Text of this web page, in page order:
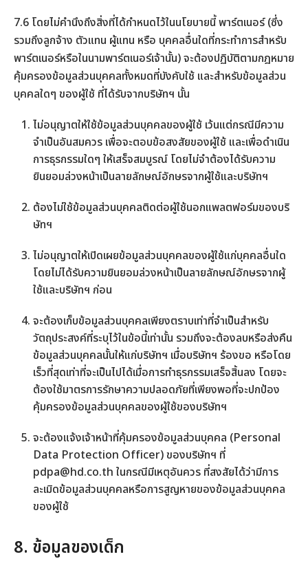
7.6 โดยไม่คำนึงถึงสิ่งที่ได้กำหนดไว้ในนโยบายนี้ พาร์ตเนอร์ (ซึ่ง
รวมถึงลูกจ้าง ตัวแทน ผู้แทน หรือ บุคคลอื่นใดที่กระทำการสำหรับ
พาร์ตเนอร์หรือในนามพาร์ตเนอร์เจ้านั้น) จะต้องปฏิบัติตามกฎหมาย
คุ้มครองข้อมูลส่วนบุคคลทั้งหมดที่บังคับใช้ และสำหรับข้อมูลส่วน
บุคคลใดๆ ของผู้ใช้ ที่ได้รับจากบริษัทฯ นั้น
ไม่อนุญาตให้ใช้ข้อมูลส่วนบุคคลของผู้ใช้ เว้นแต่กรณีมีความ
จำเป็นอันสมควร เพื่อจะตอบข้อสงสัยของผู้ใช้ และเพื่อดำเนิน
การธุรกรรมใดๆ ให้เสร็จสมบูรณ์ โดยไม่จำต้องได้รับความ
ยินยอมล่วงหน้าเป็นลายลักษณ์อักษรจากผู้ใช้และบริษัทฯ
ต้องไม่ใช้ข้อมูลส่วนบุคคลติดต่อผู้ใช้นอกแพลตฟอร์มของบริ
ษัทฯ
ไม่อนุญาตให้เปิดเผยข้อมูลส่วนบุคคลของผู้ใช้แก่บุคคลอื่นใด
โดยไม่ได้รับความยินยอมล่วงหน้าเป็นลายลักษณ์อักษรจากผู้
ใช้และบริษัทฯ ก่อน
จะต้องเก็บข้อมูลส่วนบุคคลเพียงตราบเท่าที่จำเป็นสำหรับ
วัตถุประสงค์ที่ระบุไว้ในข้อนี้เท่านั้น รวมถึงจะต้องลบหรือส่งคืน
ข้อมูลส่วนบุคคลนั้นให้แก่บริษัทฯ เมื่อบริษัทฯ ร้องขอ หรือโดย
เร็วที่สุดเท่าที่จะเป็นไปได้เมื่อการทำธุรกรรมเสร็จสิ้นลง โดยจะ
ต้องใช้มาตรการรักษาความปลอดภัยที่เพียงพอที่จะปกป้อง
คุ้มครองข้อมูลส่วนบุคคลของผู้ใช้ของบริษัทฯ
จะต้องแจ้งเจ้าหน้าที่คุ้มครองข้อมูลส่วนบุคคล (Personal
Data Protection Officer) ของบริษัทฯ ที่
pdpa@hd.co.th ในกรณีมีเหตุอันควร ที่สงสัยได้ว่ามีการ
ละเมิดข้อมูลส่วนบุคคลหรือการสูญหายของข้อมูลส่วนบุคคล
ของผู้ใช้
8. ข้อมูลของเด็ก